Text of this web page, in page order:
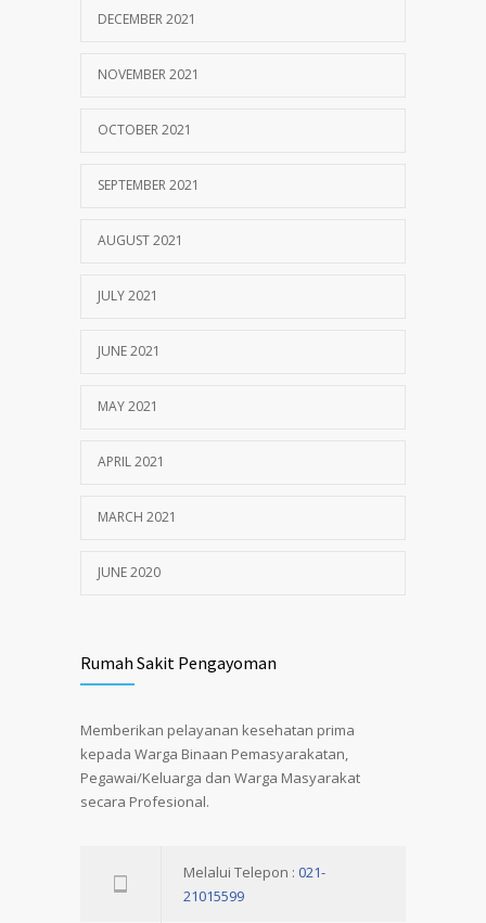
DECEMBER 2021
NOVEMBER 2021
OCTOBER 2021
SEPTEMBER 2021
AUGUST 2021
JULY 2021
JUNE 2021
MAY 2021
APRIL 2021
MARCH 2021
JUNE 2020
Rumah Sakit Pengayoman
Memberikan pelayanan kesehatan prima
kepada Warga Binaan Pemasyarakatan,
Pegawai/Keluarga dan Warga Masyarakat
secara Profesional.
Melalui Telepon : 021-
21015599